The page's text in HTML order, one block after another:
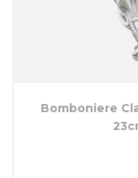
Bomboniere